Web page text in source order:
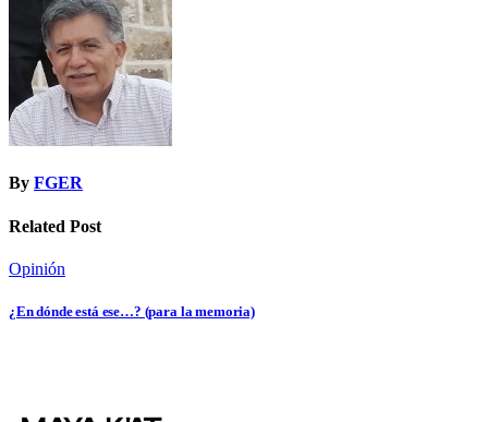
entradas
By FGER
Related Post
Opinión
¿En dónde está ese…? (para la memoria)